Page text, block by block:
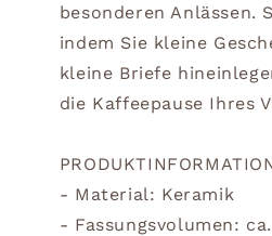
besonderen Anlässen.
indem Sie kleine
kleine Briefe
die Kaffeepause Ihres
- Material: Keramik
- Fassungsvolumen: